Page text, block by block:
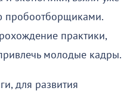
пробоотборщиками.
практики,
молодые кадры.
для развития